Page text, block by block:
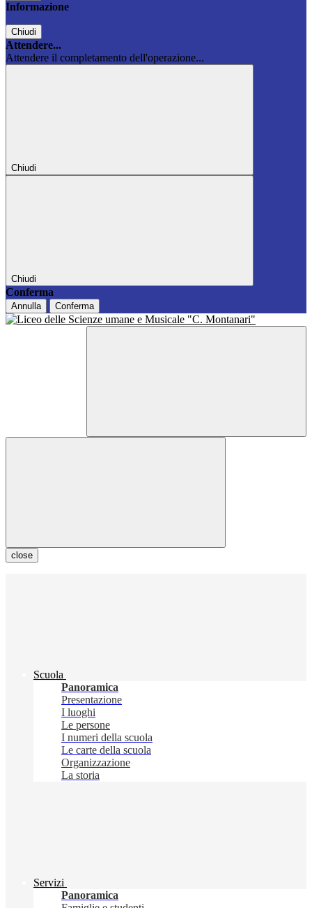
Informazione
Chiudi
Attendere...
Attendere il completamento dell'operazione...
Chiudi
Chiudi
Conferma
Annulla Conferma
close
Scuola
Panoramica
Presentazione
I luoghi
Le persone
I numeri della scuola
Le carte della scuola
Organizzazione
La storia
Servizi
Panoramica